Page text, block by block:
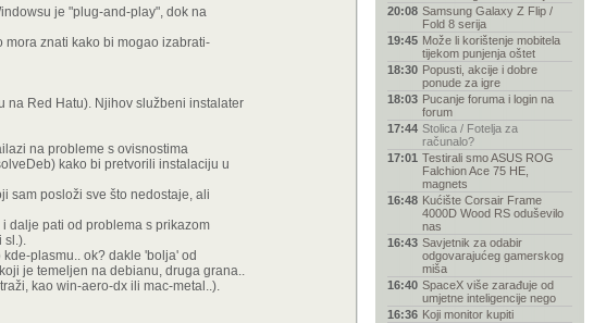
je "plug-and-play", dok na
mora znati kako bi mogao izabrati-
na Red Hatu). Njihov službeni instalater
na probleme s ovisnostima
kako bi pretvorili instalaciju u
sam posloži sve što nedostaje, ali
dalje pati od problema s prikazom
sl.).
plasmu.. ok? dakle 'bolja' od
je temeljen na debianu, druga grana..
kao win-aero-dx ili mac-metal..).
20:08 Samsung Galaxy Z Flip /
Fold 8 serija
19:45 Može li korištenje mobitela
tijekom punjenja oštet
18:30 Popusti, akcije i dobre
ponude za igre
18:03 Pucanje foruma i login na
forum
17:44 Stolica / Fotelja za
računalo?
17:01 Testirali smo ASUS ROG
Falchion Ace 75 HE,
magnets
16:48 Kućište Corsair Frame
4000D Wood RS oduševilo
nas
16:43 Savjetnik za odabir
odgovarajućeg gamerskog
miša
16:40 SpaceX više zarađuje od
umjetne inteligencije nego
16:36 Koji monitor kupiti